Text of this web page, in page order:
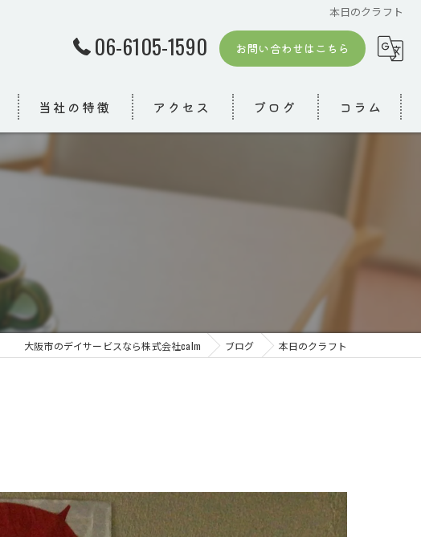
本日のクラフト
06-6105-1590 お問い合わせはこちら
当社の特徴
求人
小規模デイ
お泊り
アクセス ブログ コラム
大阪市のデイサービスなら株式会社calm ブログ 本日のクラフト